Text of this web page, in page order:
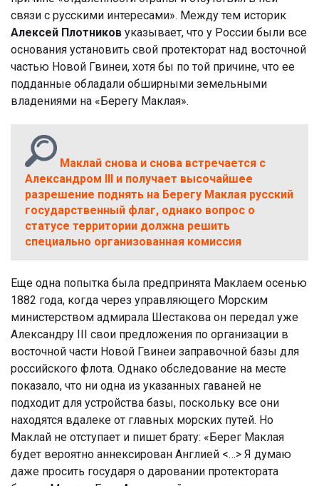
связи с русскими интересами». Между тем историк
Алексей Плотников указывает, что у России были все
основания установить свой протекторат над восточной
частью Новой Гвинеи, хотя бы по той причине, что ее
подданные обладали обширными земельными
владениями на «Берегу Маклая».
Маклай снова и снова встречается с
Александром III и получает высочайшее
разрешение поднять на Берегу Маклая русский
государственный флаг, однако вопрос о
статусе территории должна решить
специально организованная комиссия
Еще одна попытка была предпринята Маклаем осенью
1882 года, когда через управляющего Морским
министерством адмирала Шестакова он передал уже
Александру III свои предложения по организации в
восточной части Новой Гвинеи заправочной базы для
российского флота. Однако обследование на месте
показало, что ни одна из указанных гаваней не
подходит для устройства базы, поскольку все они
находятся вдалеке от главных морских путей. Но
Маклай не отступает и пишет брату: «Берег Маклая
будет вероятно аннексирован Англией <…> Я думаю
даже просить государя о даровании протектората